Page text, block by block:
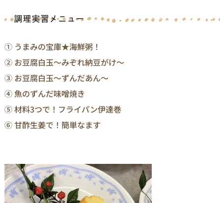
① うまみの宝庫★海鮮粥！
② お豆腐白玉～みぞれ納豆がけ～
③ お豆腐白玉～ずんだあん～
④ 魚のずんだ味噌焼き
⑤ 材料3つで！フライパン伊達巻
⑥ 甘酢生姜で！簡単なます